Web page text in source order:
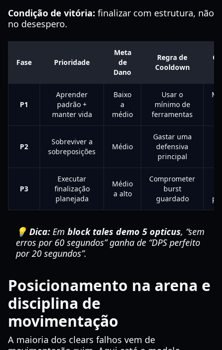
Condição de vitória: finalizar com estrutura, não
no desespero.
Fase Prioridade
Meta
de
Dano
Regra de
Cooldown
P1
Aprender
padrão +
manter vida
Baixo
a
médio
Usar o
mínimo de
ferramentas
P2
Sobreviver a
sobreposições
Médio
Gastar uma
defensiva
principal
P3
Executar
finalização
planejada
Médio
a alto
Comprometer
burst
guardado
💡 Dica: Em block tales demo 5 opticus, “sem
erros por 60 segundos” ganha de “DPS perfeito
por 20 segundos”.
Posicionamento na arena e
disciplina de
movimentação
A maioria dos clears falhos vem de